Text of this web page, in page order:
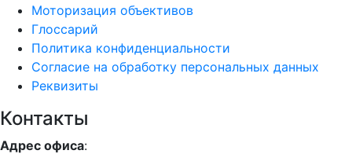
Моторизация объективов
Глоссарий
Политика конфиденциальности
Согласие на обработку персональных данных
Реквизиты
Контакты
Адрес офиса: